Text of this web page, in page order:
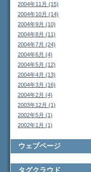
2004年11月 (15)
2004年10月 (14)
2004年9月 (10)
2004年8月 (11)
2004年7月 (24)
2004年6月 (4)
2004年5月 (12)
2004年4月 (13)
2004年3月 (16)
2004年2月 (4)
2003年12月 (1)
2002年5月 (1)
2002年1月 (1)
ウェブページ
タグクラウド